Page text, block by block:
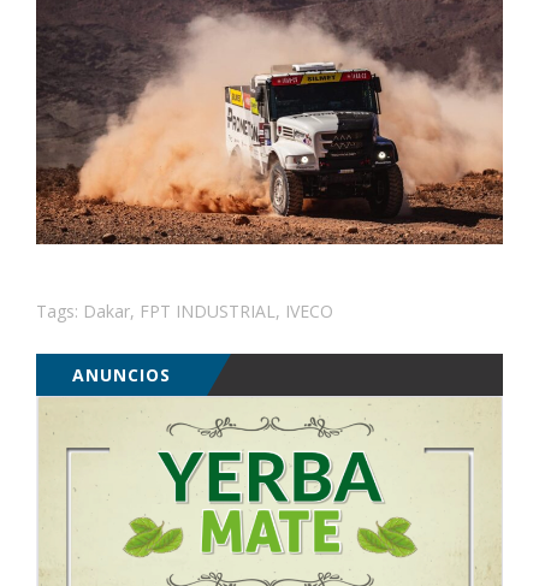
Tags: Dakar, FPT INDUSTRIAL, IVECO
ANUNCIOS